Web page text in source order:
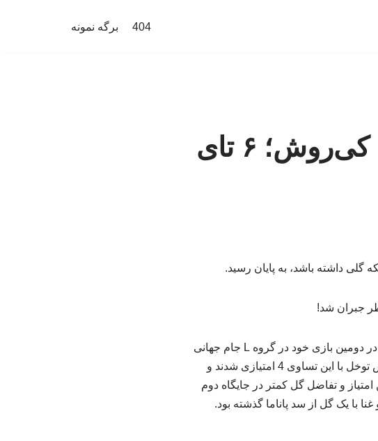
404 برگه نمونه
ستاره‌های اتگلیس پشت اتوبوس کی‌روش؛ ۶ تای
به گزارش خبرگزاری خبرآنلاین؛ تیم ملی فوتبال انگلیس از ساعت 23:30 سه‌شنبه در دومین بازی خود در گروه L جام جهانی
2026 به مصاف غنا رفت و با تساوی صفر – صفر متوقف شد. شاگردان توماس توخل با این تساوی 4 امتیازی شدند و
و تفاضل گل کمتر در جایگاه دوم
کرواسی را با نتیجه 4 بر 2 شکست داده و غنا با یک گل از سد پاناما گذشته بود.